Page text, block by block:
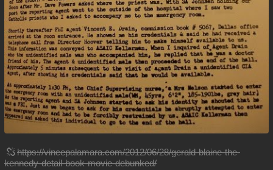
https://vincepalamara.com/2012/06/28/gerald-blaine-the-
kennedy-detail-book-movie-debunked/